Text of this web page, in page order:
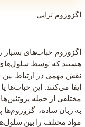
اگزوزوم تراپی
هستند که توسط
نقش مهمی در ارتباط بین
مختلفی از جمله
به زبان ساده،
مواد مختلف را بین